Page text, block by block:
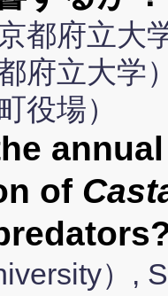
都府立大
府立大学
役場）
of
）,